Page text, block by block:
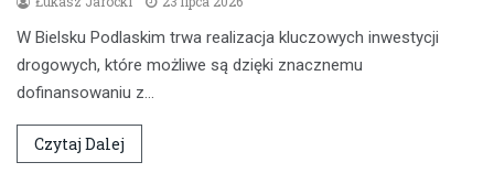
W Bielsku Podlaskim trwa realizacja kluczowych inwestycji
drogowych, które możliwe są dzięki znacznemu
dofinansowaniu z…
Czytaj Dalej